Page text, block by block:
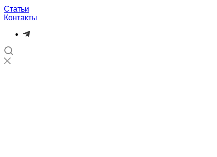
Статьи
Контакты